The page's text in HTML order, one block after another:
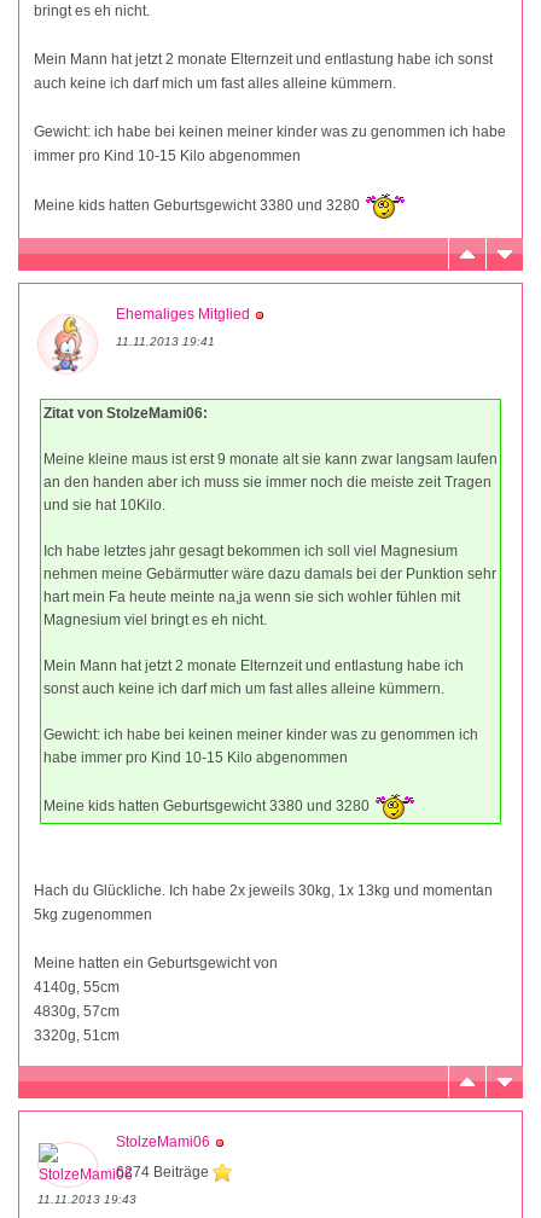
bringt es eh nicht.
Mein Mann hat jetzt 2 monate Elternzeit und entlastung habe ich sonst
auch keine ich darf mich um fast alles alleine kümmern.
Gewicht: ich habe bei keinen meiner kinder was zu genommen ich habe
immer pro Kind 10-15 Kilo abgenommen
Meine kids hatten Geburtsgewicht 3380 und 3280
Ehemaliges Mitglied
11.11.2013 19:41
Zitat von StolzeMami06:
Meine kleine maus ist erst 9 monate alt sie kann zwar langsam laufen
an den handen aber ich muss sie immer noch die meiste zeit Tragen
und sie hat 10Kilo.
Ich habe letztes jahr gesagt bekommen ich soll viel Magnesium
nehmen meine Gebärmutter wäre dazu damals bei der Punktion sehr
hart mein Fa heute meinte na,ja wenn sie sich wohler fühlen mit
Magnesium viel bringt es eh nicht.
Mein Mann hat jetzt 2 monate Elternzeit und entlastung habe ich
sonst auch keine ich darf mich um fast alles alleine kümmern.
Gewicht: ich habe bei keinen meiner kinder was zu genommen ich
habe immer pro Kind 10-15 Kilo abgenommen
Meine kids hatten Geburtsgewicht 3380 und 3280
Hach du Glückliche. Ich habe 2x jeweils 30kg, 1x 13kg und momentan
5kg zugenommen
Meine hatten ein Geburtsgewicht von
4140g, 55cm
4830g, 57cm
3320g, 51cm
StolzeMami06
6274 Beiträge
11.11.2013 19:43